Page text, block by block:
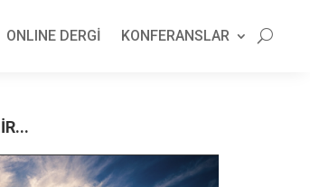
ONLINE DERGİ KONFERANSLAR